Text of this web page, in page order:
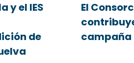
y el IES
de
El
campaña